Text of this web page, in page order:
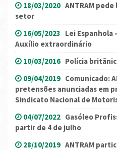
18/03/2020 ANTRAM
setor
16/05/2023 Lei Espanhola
Auxílio extraordinário
10/03/2016 Polícia
09/04/2019 Comunicado:
pretensões anunciadas em
Sindicato Nacional de
04/07/2022 Gasóleo
partir de 4 de julho
28/10/2019 ANTRAM